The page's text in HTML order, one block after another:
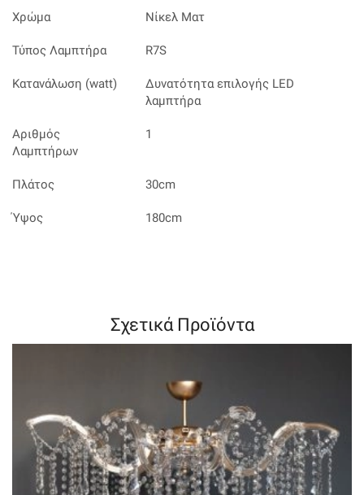
Χρώμα Νίκελ Ματ
Τύπος Λαμπτήρα R7S
Κατανάλωση (watt)
Δυνατότητα επιλογής LED
λαμπτήρα
Αριθμός
Λαμπτήρων
1
Πλάτος 30cm
Ύψος 180cm
Σχετικά Προϊόντα